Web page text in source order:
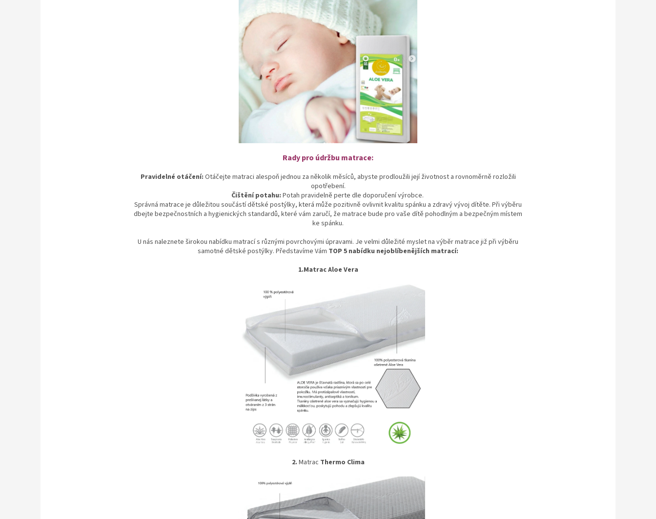
Rady pro údržbu matrace:
Pravidelné otáčení: Otáčejte matraci alespoň jednou za několik měsíců, abyste prodloužili její životnost a rovnoměrně rozložili
opotřebení.
Čištění potahu: Potah pravidelně perte dle doporučení výrobce.
Správná matrace je důležitou součástí dětské postýlky, která může pozitivně ovlivnit kvalitu spánku a zdravý vývoj dítěte. Při výběru
dbejte bezpečnostních a hygienických standardů, které vám zaručí, že matrace bude pro vaše dítě pohodlným a bezpečným místem
ke spánku.
U nás naleznete širokou nabídku matrací s různými povrchovými úpravami. Je velmi důležité myslet na výběr matrace již při výběru
samotné dětské postýlky. Představíme Vám TOP 5 nabídku nejoblíbenějších matrací:
1.Matrac Aloe Vera
2. Matrac Thermo Clima